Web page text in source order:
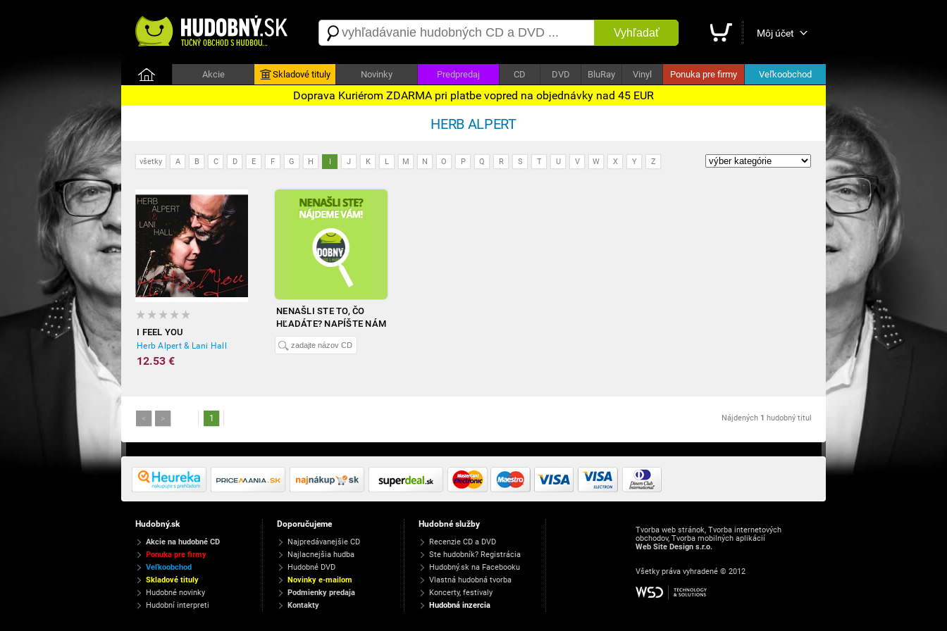
Vyhľadať Môj účet
Akcie Skladové tituly Novinky Predpredaj CD DVD BluRay Vinyl Ponuka pre firmy Veľkoobchod
Doprava Kuriérom ZDARMA pri platbe vopred na objednávky nad 45 EUR
HERB ALPERT
všetky A B C D E F G H I J K L M N O P Q R S T U V W X Y Z
I FEEL YOU
Herb Alpert & Lani Hall
12.53 €
NENAŠLI STE TO, ČO
HĽADÁTE? NAPÍŠTE NÁM
< > 1 Nájdených 1 hudobný titul
Hudobný.sk
Akcie na hudobné CD
Ponuka pre firmy
Veľkoobchod
Skladové tituly
Hudobné novinky
Hudobní interpreti
Doporučujeme
Najpredávanejšie CD
Najlacnejšia hudba
Hudobné DVD
Novinky e-mailom
Podmienky predaja
Kontakty
Hudobné služby
Recenzie CD a DVD
Ste hudobník? Registrácia
Hudobný.sk na Facebooku
Vlastná hudobná tvorba
Koncerty, festivaly
Hudobná inzercia
Tvorba web stránok, Tvorba internetových
obchodov, Tvorba mobilných aplikácií
Web Site Design s.r.o.
Všetky práva vyhradené © 2012